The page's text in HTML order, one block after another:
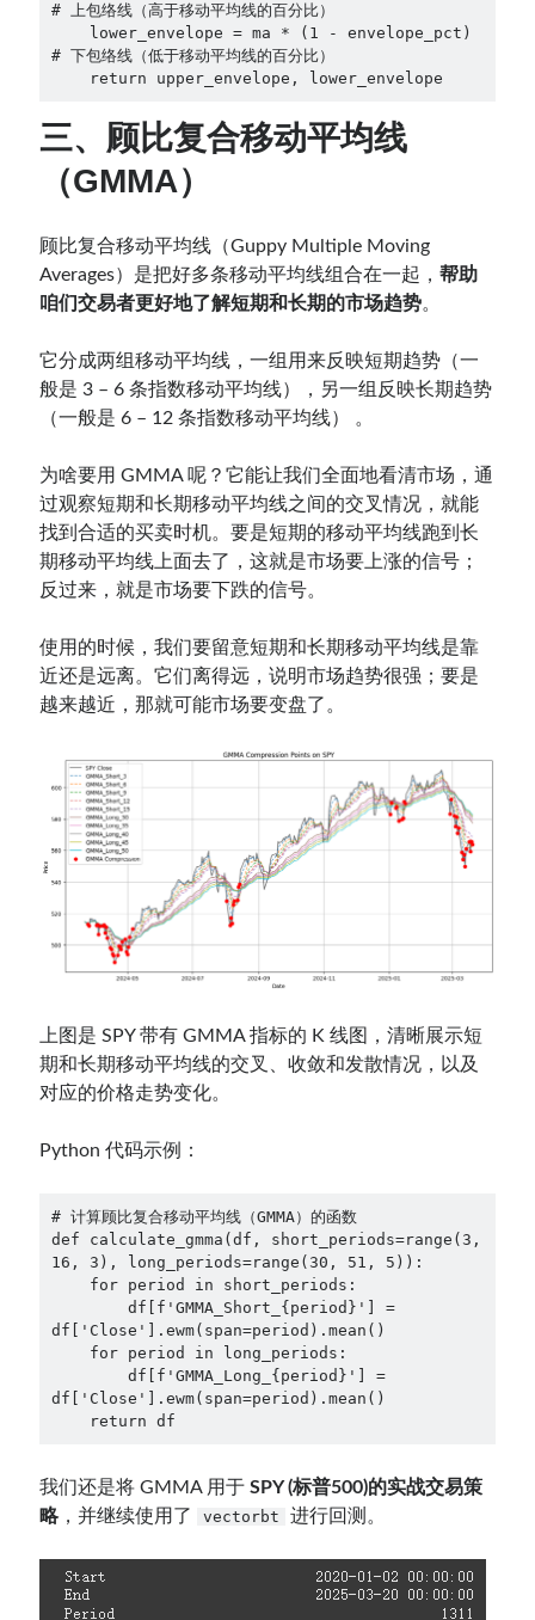
# 上包络线（高于移动平均线的百分比）
# 下包络线（低于移动平均线的百分比）
    return upper_envelope, lower_envelope
三、顾比复合移动平均线
（GMMA）
顾比复合移动平均线（Guppy Multiple Moving
Averages）是把好多条移动平均线组合在一起，帮助
咱们交易者更好地了解短期和长期的市场趋势。
它分成两组移动平均线，一组用来反映短期趋势（一
般是 3 – 6 条指数移动平均线），另一组反映长期趋势
（一般是 6 – 12 条指数移动平均线） 。
为啥要用 GMMA 呢？它能让我们全面地看清市场，通
过观察短期和长期移动平均线之间的交叉情况，就能
找到合适的买卖时机。要是短期的移动平均线跑到长
期移动平均线上面去了，这就是市场要上涨的信号；
反过来，就是市场要下跌的信号。
使用的时候，我们要留意短期和长期移动平均线是靠
近还是远离。它们离得远，说明市场趋势很强；要是
越来越近，那就可能市场要变盘了。
上图是 SPY 带有 GMMA 指标的 K 线图，清晰展示短
期和长期移动平均线的交叉、收敛和发散情况，以及
对应的价格走势变化。
Python 代码示例：
# 计算顾比复合移动平均线（GMMA）的函数
def calculate_gmma(df, short_periods=range(3,
16, 3), long_periods=range(30, 51, 5)):
df['Close'].ewm(span=period).mean()
df['Close'].ewm(span=period).mean()
    return df
我们还是将 GMMA 用于SPY (标普500)的实战交易策
略，并继续使用了 vectorbt 进行回测。